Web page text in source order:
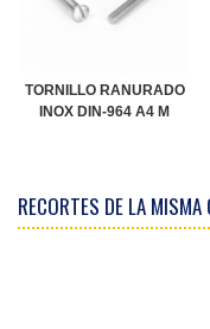
TORNILLO RANURADO
INOX DIN-964 A4 M
RECORTES DE LA MISMA